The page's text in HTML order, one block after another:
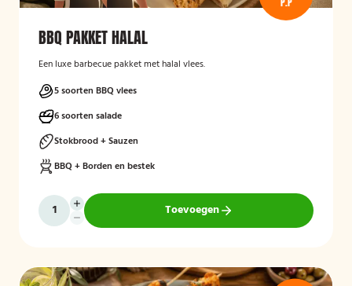
BBQ PAKKET HALAL
Een luxe barbecue pakket met halal vlees.
5 soorten BBQ vlees
6 soorten salade
Stokbrood + Sauzen
BBQ + Borden en bestek
Toevoegen